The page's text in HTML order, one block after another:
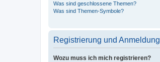
Was sind geschlossene Themen?
Was sind Themen-Symbole?
Registrierung und Anmeldung
Wozu muss ich mich registrieren?